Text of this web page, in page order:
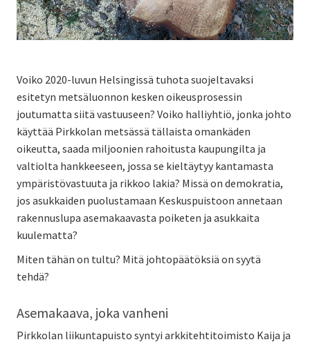
Voiko 2020-luvun Helsingissä tuhota suojeltavaksi
esitetyn metsäluonnon kesken oikeusprosessin
joutumatta siitä vastuuseen? Voiko halliyhtiö, jonka johto
käyttää Pirkkolan metsässä tällaista omankäden
oikeutta, saada miljoonien rahoitusta kaupungilta ja
valtiolta hankkeeseen, jossa se kieltäytyy kantamasta
ympäristövastuuta ja rikkoo lakia? Missä on demokratia,
jos asukkaiden puolustamaan Keskuspuistoon annetaan
rakennuslupa asemakaavasta poiketen ja asukkaita
kuulematta?
Miten tähän on tultu? Mitä johtopäätöksiä on syytä
tehdä?
Asemakaava, joka vanheni
Pirkkolan liikuntapuisto syntyi arkkitehtitoimisto Kaija ja